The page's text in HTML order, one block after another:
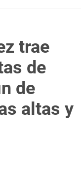
trae
de
de
altas y